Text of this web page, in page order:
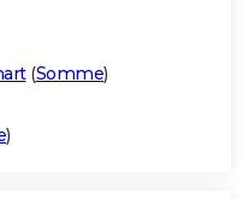
(Somme)
)